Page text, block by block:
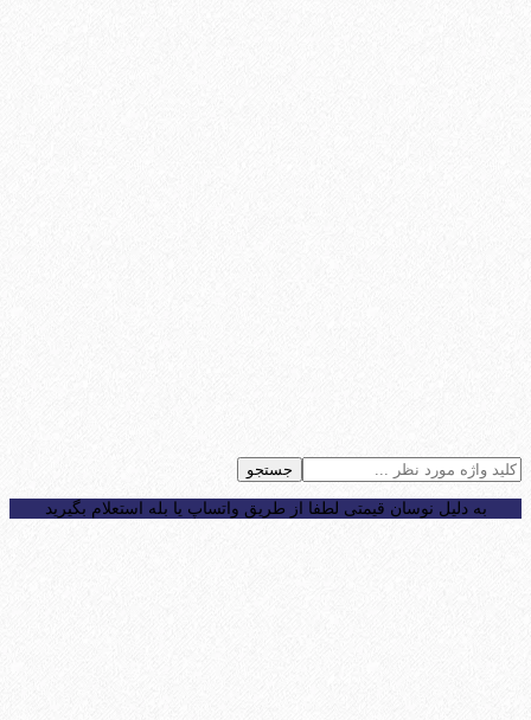
جستجو
به دلیل نوسان قیمتی لطفا از طریق واتساپ یا بله استعلام بگیرید